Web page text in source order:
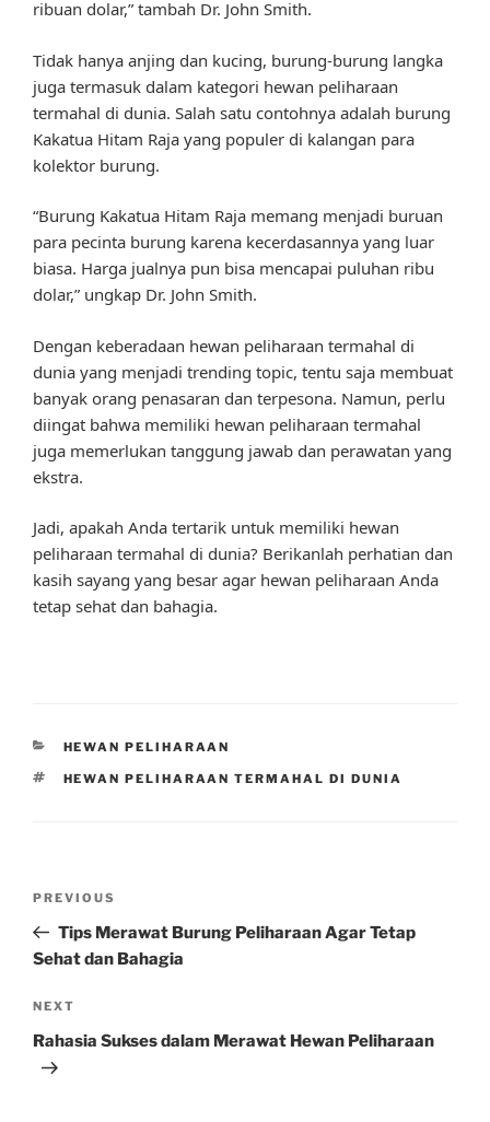
ribuan dolar,” tambah Dr. John Smith.
Tidak hanya anjing dan kucing, burung-burung langka
juga termasuk dalam kategori hewan peliharaan
termahal di dunia. Salah satu contohnya adalah burung
Kakatua Hitam Raja yang populer di kalangan para
kolektor burung.
“Burung Kakatua Hitam Raja memang menjadi buruan
para pecinta burung karena kecerdasannya yang luar
biasa. Harga jualnya pun bisa mencapai puluhan ribu
dolar,” ungkap Dr. John Smith.
Dengan keberadaan hewan peliharaan termahal di
dunia yang menjadi trending topic, tentu saja membuat
banyak orang penasaran dan terpesona. Namun, perlu
diingat bahwa memiliki hewan peliharaan termahal
juga memerlukan tanggung jawab dan perawatan yang
ekstra.
Jadi, apakah Anda tertarik untuk memiliki hewan
peliharaan termahal di dunia? Berikanlah perhatian dan
kasih sayang yang besar agar hewan peliharaan Anda
tetap sehat dan bahagia.
CATEGORIES
HEWAN PELIHARAAN
TAGS
HEWAN PELIHARAAN TERMAHAL DI DUNIA
Previous
Post
PREVIOUS
Tips Merawat Burung Peliharaan Agar Tetap
Sehat dan Bahagia
Next
Post
NEXT
Rahasia Sukses dalam Merawat Hewan Peliharaan